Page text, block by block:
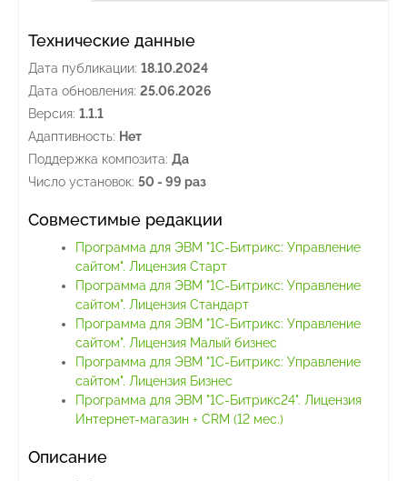
Технические данные
Дата публикации: 18.10.2024
Дата обновления: 25.06.2026
Версия: 1.1.1
Адаптивность: Нет
Поддержка композита: Да
Число установок: 50 - 99 раз
Совместимые редакции
Программа для ЭВМ "1С-Битрикс: Управление
сайтом". Лицензия Старт
Программа для ЭВМ "1С-Битрикс: Управление
сайтом". Лицензия Стандарт
Программа для ЭВМ "1С-Битрикс: Управление
сайтом". Лицензия Малый бизнес
Программа для ЭВМ "1С-Битрикс: Управление
сайтом". Лицензия Бизнес
Программа для ЭВМ "1С-Битрикс24". Лицензия
Интернет-магазин + CRM (12 мес.)
Описание